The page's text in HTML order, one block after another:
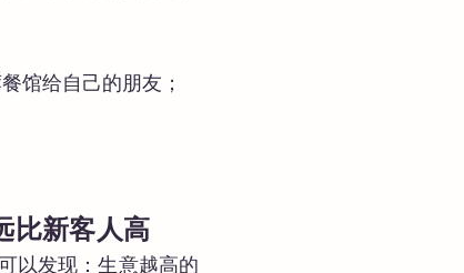
馆给自己的朋友；
比新客人高
以发现：生意越高的